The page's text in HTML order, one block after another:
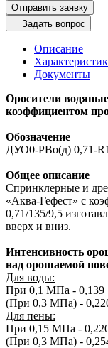
Отправить заявку
Задать вопрос
Описание
Документы
Оросители
коэффициентом
Обозначение
ДУО0-РВо(д) 0,71-
Общее описание
Спринклерные и
«Аква-Гефест» с
0,71/135/9,5
вверх и вниз.
Интенсивность
над орошаемой
Для воды:
При 0,1 МПа - 0,139
(При 0,3 МПа) -
Для пены:
При 0,15 МПа -
(При 0,3 МПа) -